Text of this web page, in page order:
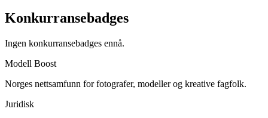
Konkurransebadges
Ingen konkurransebadges ennå.
Modell Boost
Norges nettsamfunn for fotografer, modeller og kreative fagfolk.
Juridisk